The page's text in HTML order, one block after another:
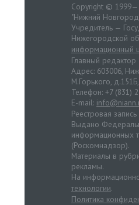
Copyright ©
"Нижний
Учредитель —
Нижегородской
информационный
Главный
Адрес: 603006,
М.Горького,
Телефон: +7 (831)
E-mail:
Реестровая
Выдано
информационных
(Роскомнадзор).
Материалы в
рекламы.
На
технологии.
Политика